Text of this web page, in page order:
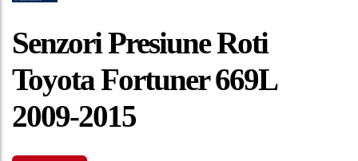
Senzori Presiune Roti
Toyota Fortuner 669L
2009-2015